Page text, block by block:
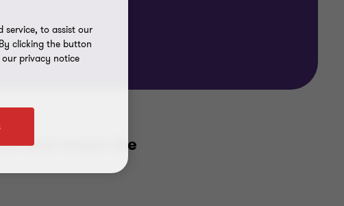
and shape the
service, to assist our
clicking the button
privacy notice